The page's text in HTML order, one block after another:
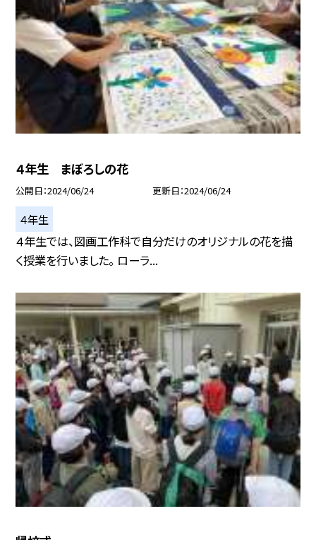
４年生 まぼろしの花
公開日 2024/06/24 更新日 2024/06/24
４年生
４年生では、図画工作科で自分だけのオリジナルの花を描
く授業を行いました。 ローラ...